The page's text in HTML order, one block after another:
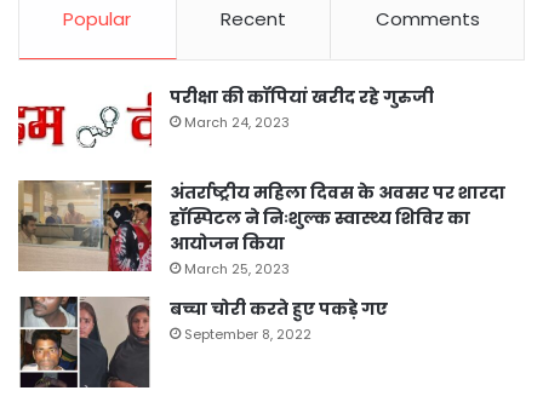
Popular Recent Comments
परीक्षा की कॉपियां खरीद रहे गुरुजी
March 24, 2023
अंतर्राष्ट्रीय महिला दिवस के अवसर पर शारदा
हॉस्पिटल ने निःशुल्क स्वास्थ्य शिविर का
आयोजन किया
March 25, 2023
बच्चा चोरी करते हुए पकड़े गए
September 8, 2022